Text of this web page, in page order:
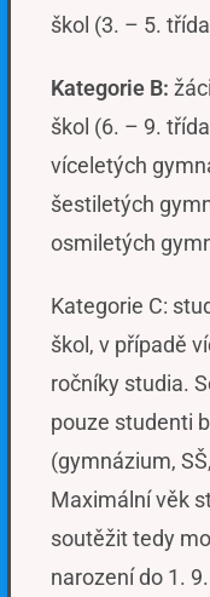
škol (3. – 5.
Kategorie B:
škol (6. – 9.
víceletých
šestiletých
osmiletých
Kategorie C:
škol, v případě
ročníky studia.
pouze studenti
(gymnázium,
Maximální věk
soutěžit tedy
narození do 1.